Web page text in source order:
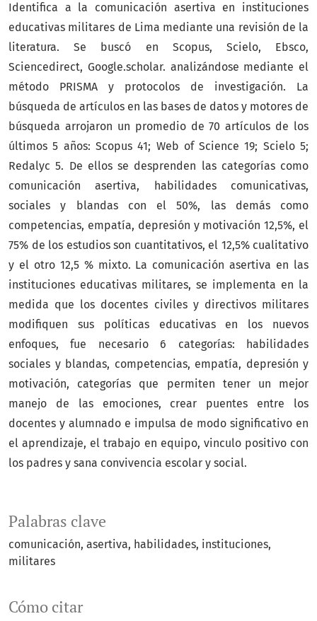
Palabras clave
comunicación asertiva habilidades instituciones
militares
Cómo citar
Identifica a la comunicación asertiva en instituciones
educativas militares de Lima mediante una revisión de la
literatura. Se buscó en Scopus, Scielo, Ebsco,
Sciencedirect, Google.scholar. analizándose mediante el
método PRISMA y protocolos de investigación. La
búsqueda de artículos en las bases de datos y motores de
búsqueda arrojaron un promedio de 70 artículos de los
últimos 5 años: Scopus 41; Web of Science 19; Scielo 5;
Redalyc 5. De ellos se desprenden las categorías como
comunicación asertiva, habilidades comunicativas,
sociales y blandas con el 50%, las demás como
competencias, empatía, depresión y motivación 12,5%, el
75% de los estudios son cuantitativos, el 12,5% cualitativo
y el otro 12,5 % mixto. La comunicación asertiva en las
instituciones educativas militares, se implementa en la
medida que los docentes civiles y directivos militares
modifiquen sus políticas educativas en los nuevos
enfoques, fue necesario 6 categorías: habilidades
sociales y blandas, competencias, empatía, depresión y
motivación, categorías que permiten tener un mejor
manejo de las emociones, crear puentes entre los
docentes y alumnado e impulsa de modo significativo en
el aprendizaje, el trabajo en equipo, vinculo positivo con
los padres y sana convivencia escolar y social.